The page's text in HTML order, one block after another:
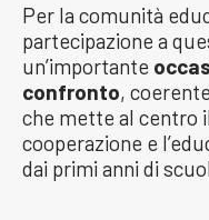
Per la comunità
partecipazione a
un’importante
confronto,
che mette al centro
cooperazione e
dai primi anni di